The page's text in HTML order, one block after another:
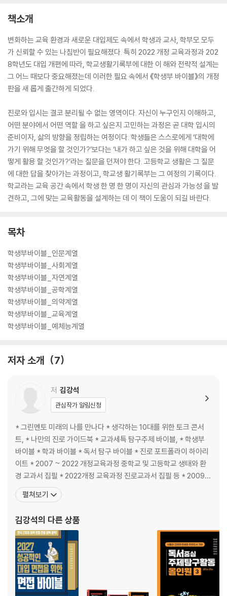
책소개
변화하는 교육 환경과 새로운 대입제도 속에서 학생과 교사, 학부모 모두
가 신뢰할 수 있는 나침반이 필요해졌다. 특히 2022 개정 교육과정과 202
8학년도 대입 개편에 따라, 학교생활기록부에 대한 이 해와 전략적 설계는
그 어느 때보다 중요해졌는데 이러한 필요 속에서 《학생부 바이블》의 개정
판을 새 롭게 출간하게 되었다.
진로와 입시는 결코 분리될 수 없는 영역이다. 자신이 누구인지 이해하고,
어떤 분야에서 어떤 역할 을 하고 싶은지 고민하는 과정은 곧 대학 입시의
준비이자, 삶의 방향을 정립하는 여정이다. 학생들은 스스로에게 ‘대학에
가기 위해 무엇을 할 것인가?’보다는 ‘내가 하고 싶은 것을 위해 대학을 어
떻게 활용 할 것인가?’라는 질문을 던져야 한다. 고등학교 생활은 그 질문
에 대한 답을 찾아가는 과정이고, 학교생 활기록부는 그 여정의 기록이다.
학교라는 교육 공간 속에서 학생 한 명 한 명이 자신의 관심과 가능성 을 발
견하고, 그에 맞는 교육활동을 설계하는 데 이 책이 도움이 되길 바란다.
목차
학생부바이블_인문계열
학생부바이블_사회계열
학생부바이블_자연계열
학생부바이블_공학계열
학생부바이블_의약계열
학생부바이블_교육계열
학생부바이블_예체능계열
저자 소개 7
저 김강석
관심작가 알림신청
* 그린멘토 미래의 나를 만나다 * 생각하는 10대를 위한 토크 콘서
트, * 나만의 진로 가이드북 * 교과세특 탐구주제 바이블, * 학생부
바이블 * 학과 바이블 * 독서 탐구 바이블 * 진로 포트폴라이 하아리
이트 * 2007 ~ 2022 개정교육과정 중학교 및 고등학교 생태와 환
경 교과서 집필 * 2022개정 교육과정 진로교과서 집필 등 * 2009
환경 교육과정 해설서 집필 * 환경과 녹색성장 성취기준 개발 * 교육
부&KB은행 ‘진로 영상 제작’ * 청소년 진로, 직업 온라인 교육 콘텐츠
펼쳐보기
김강석의 다른 상품